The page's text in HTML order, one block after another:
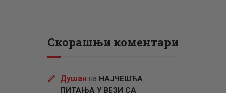
Скорашњи коментари
Душан на НАЈЧЕШЋА
ПИТАЊА У ВЕЗИ СА